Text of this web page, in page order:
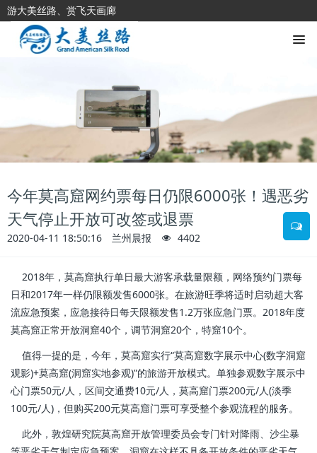
游大美丝路、赏飞天画廊
今年莫高窟网约票每日仍限6000张！遇恶劣
天气停止开放可改签或退票
2020-04-11 18:50:16 兰州晨报 4402
2018年，莫高窟执行单日最大游客承载量限额，网络预约门票每
日和2017年一样仍限额发售6000张。在旅游旺季将适时启动超大客
流应急预案，应急接待日每天限额发售1.2万张应急门票。 2018年度
莫高窟正常开放洞窟40个，调节洞窟20个，特窟10个。
值得一提的是，今年，莫高窟实行“莫高窟数字展示中心(数字洞窟
观影)+莫高窟(洞窟实地参观)”的旅游开放模式。单独参观数字展示中
心门票50元/人，区间交通费10元/人，莫高窟门票200元/人(淡季
100元/人)，但购买200元莫高窟门票可享受整个参观流程的服务。
此外，敦煌研究院莫高窟开放管理委员会专门针对降雨、沙尘暴